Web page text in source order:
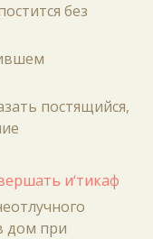
без
постящийся,
и‘тикаф
дом при